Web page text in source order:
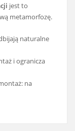
jest to
metamorfozę.
naturalne
i ogranicza
na